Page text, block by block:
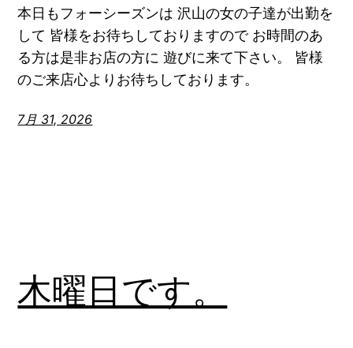
本日もフォーシーズンは 沢山の女の子達が出勤を
して 皆様をお待ちしておりますので お時間のあ
る方は是非お店の方に 遊びに来て下さい。 皆様
のご来店心よりお待ちしております。
7月 31, 2026
木曜日です。